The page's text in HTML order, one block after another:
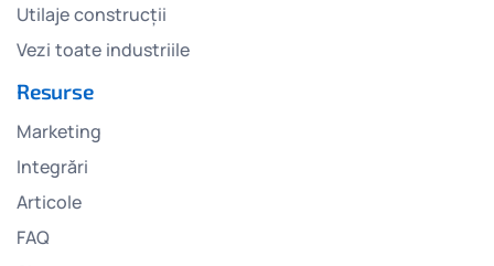
Utilaje construcții
Vezi toate industriile
Resurse
Marketing
Integrări
Articole
FAQ